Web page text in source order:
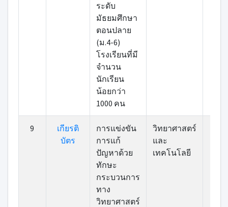
ระดับ
มัธยมศึกษา
ตอนปลาย
(ม.4-6)
โรงเรียนที่มี
จำนวน
นักเรียน
น้อยกว่า
1000 คน
9
เกียรติ
บัตร
การแข่งขัน
การแก้
ปัญหาด้วย
ทักษะ
กระบวนการ
ทาง
วิทยาศาสตร์
วิทยาศาสตร์
และ
เทคโนโลยี